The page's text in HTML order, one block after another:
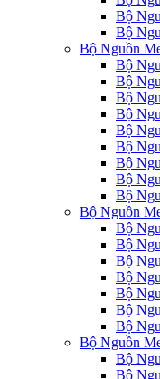
Bộ
Bộ
Bộ Nguồn
Bộ
Bộ
Bộ
Bộ
Bộ
Bộ
Bộ
Bộ
Bộ
Bộ Nguồn
Bộ
Bộ
Bộ
Bộ
Bộ
Bộ
Bộ
Bộ Nguồn
Bộ
Bộ